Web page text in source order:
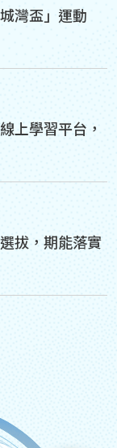
灣盃」運動
上學習平台，
拔，期能落實